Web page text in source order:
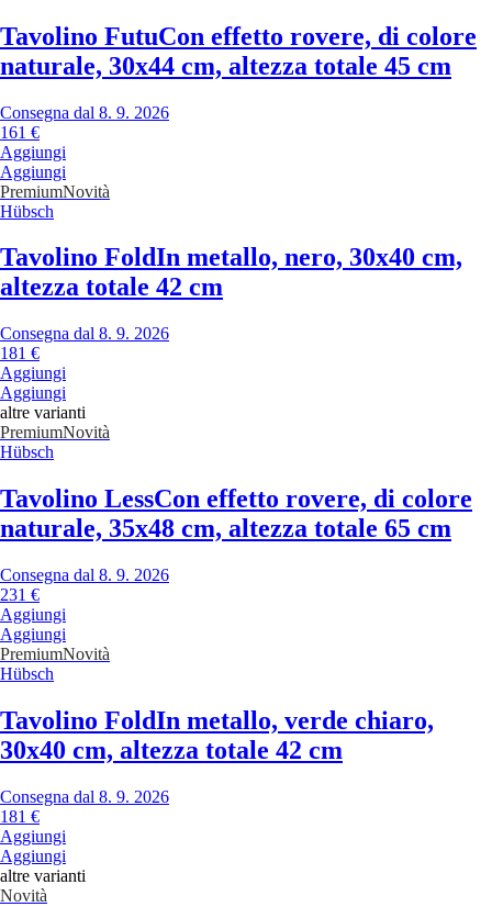
Tavolino FutuCon effetto rovere, di colore
naturale, 30x44 cm, altezza totale 45 cm
Consegna dal 8. 9. 2026
161 €
Aggiungi
Aggiungi
PremiumNovità
Hübsch
Tavolino FoldIn metallo, nero, 30x40 cm,
altezza totale 42 cm
Consegna dal 8. 9. 2026
181 €
Aggiungi
Aggiungi
altre varianti
PremiumNovità
Hübsch
Tavolino LessCon effetto rovere, di colore
naturale, 35x48 cm, altezza totale 65 cm
Consegna dal 8. 9. 2026
231 €
Aggiungi
Aggiungi
PremiumNovità
Hübsch
Tavolino FoldIn metallo, verde chiaro,
30x40 cm, altezza totale 42 cm
Consegna dal 8. 9. 2026
181 €
Aggiungi
Aggiungi
altre varianti
Novità